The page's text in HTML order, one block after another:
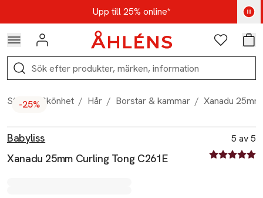
Hoppa till navigationsmenynUpp till 25% online*
Kod: AUG25 - Shoppa nu
Logga in Favoriter
Sök
Start / Skönhet / Hår / Borstar & kammar / Xanadu
-25%
Babyliss
Xanadu 25mm Curling Tong C261E
5 av 5
5 av fem